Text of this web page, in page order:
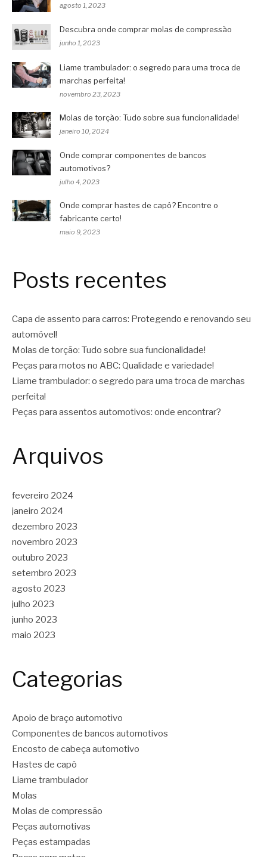
agosto 1, 2023
Descubra onde comprar molas de compressão
junho 1, 2023
Liame trambulador: o segredo para uma troca de
marchas perfeita!
novembro 23, 2023
Molas de torção: Tudo sobre sua funcionalidade!
janeiro 10, 2024
Onde comprar componentes de bancos
automotivos?
julho 4, 2023
Onde comprar hastes de capô? Encontre o
fabricante certo!
maio 9, 2023
Posts recentes
Capa de assento para carros: Protegendo e renovando seu
automóvel!
Molas de torção: Tudo sobre sua funcionalidade!
Peças para motos no ABC: Qualidade e variedade!
Liame trambulador: o segredo para uma troca de marchas
perfeita!
Peças para assentos automotivos: onde encontrar?
Arquivos
fevereiro 2024
janeiro 2024
dezembro 2023
novembro 2023
outubro 2023
setembro 2023
agosto 2023
julho 2023
junho 2023
maio 2023
Categorias
Apoio de braço automotivo
Componentes de bancos automotivos
Encosto de cabeça automotivo
Hastes de capô
Liame trambulador
Molas
Molas de compressão
Peças automotivas
Peças estampadas